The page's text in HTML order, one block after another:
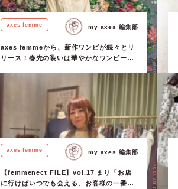
axes femme
axes femmeから、新作ワンピが続々とリ
リース！春先の装いは華やかなワンピース
2022.03.02 Wed.
my axes 編集部
axes femme
【femmenect FILE】vol.17 まり「お店
に行けばいつでも会える、お客様の一番の
2023.02.25 Sat.
my axes 編集部